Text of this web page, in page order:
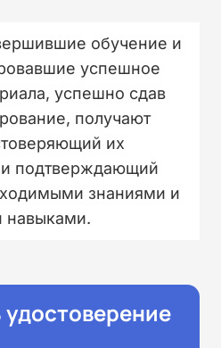
обучение и
успешное
успешно сдав
получают
их
подтверждающий
знаниями и
навыками.